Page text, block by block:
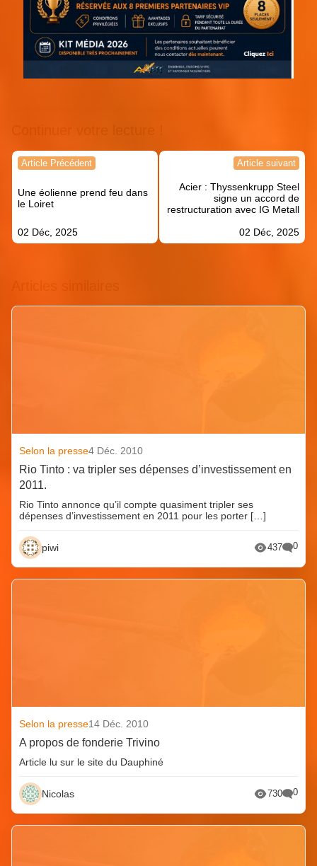
Navigation
l’article
Article Précédent
Une éolienne prend feu dans
le Loiret
02 Déc, 2025
Article suivant
Acier : Thyssenkrupp Steel
signe un accord de
restructuration avec IG Metall
02 Déc, 2025
Selon la presse4 Déc. 2010
Rio Tinto : va tripler ses dépenses d’investissement en
2011.
Rio Tinto annonce qu’il compte quasiment tripler ses
dépenses d’investissement en 2011 pour les porter […]
piwi 437 0
Selon la presse14 Déc. 2010
A propos de fonderie Trivino
Article lu sur le site du Dauphiné
Nicolas 730 0